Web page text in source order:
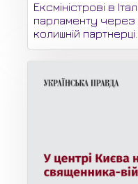
Ексміністрові в
парламенту через
колишній партнерці.